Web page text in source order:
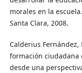
morales en la
Santa Clara, 2008.
Calderius
formación ciudadana
desde una